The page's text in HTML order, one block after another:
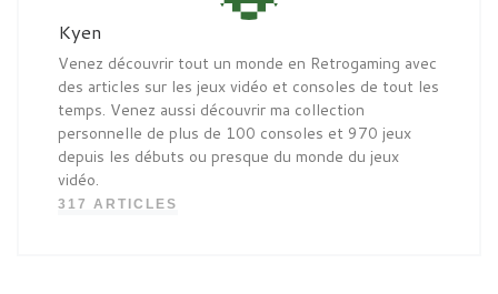
Kyen
Venez découvrir tout un monde en Retrogaming avec
des articles sur les jeux vidéo et consoles de tout les
temps. Venez aussi découvrir ma collection
personnelle de plus de 100 consoles et 970 jeux
depuis les débuts ou presque du monde du jeux
vidéo.
317 ARTICLES